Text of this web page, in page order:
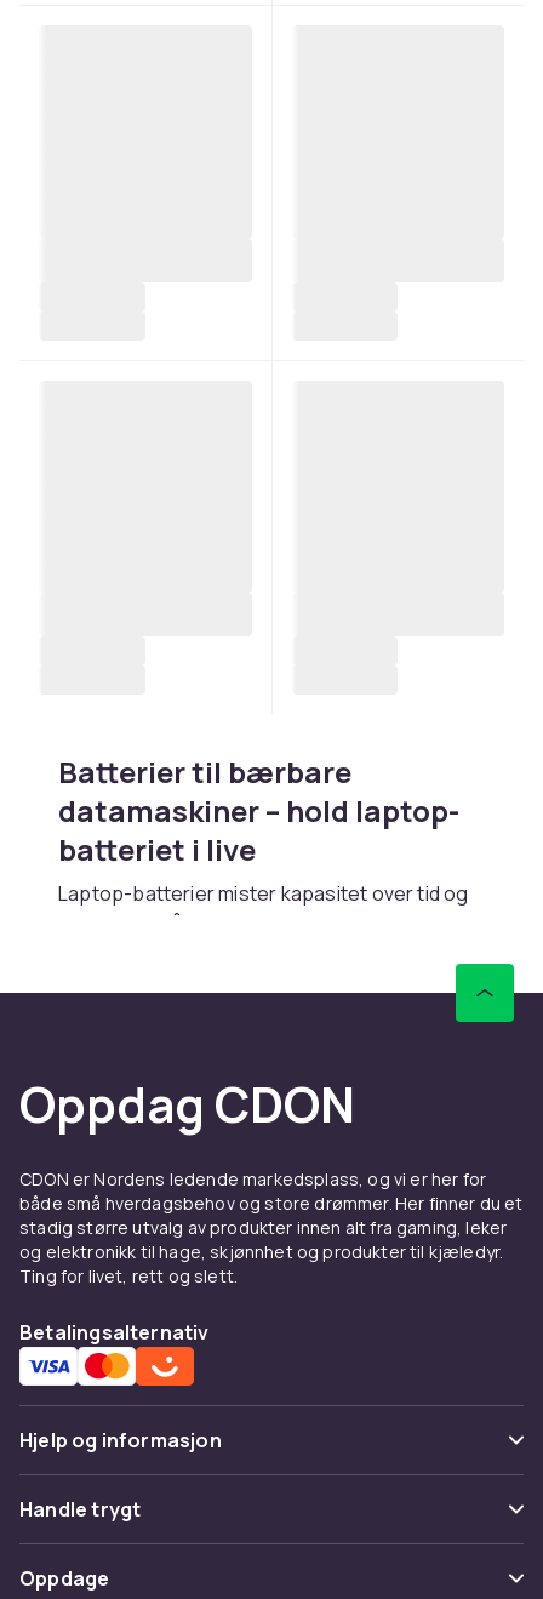
Batterier til bærbare
datamaskiner – hold laptop-
batteriet i live
Laptop-batterier mister kapasitet over tid og
bør byttes når de ikke lenger holder
Kjøp batterier til bærbare datamaskiner hos
CDON.
Fordeler og bruksanvisning
for Batterier til bærbare
datamaskiner
datamaskiner fra ledende produsenter til
konkurransedyktige priser. Vårt brede
innstegsmodeller til avanserte profesjonelle
løsninger. Alle produkter er sertifiserte og
sikkerhetsstandarder.
Når du kjøper Batterier til bærbare
datamaskiner hos CDON, får du tilgang til
Oppdag CDON
CDON er Nordens ledende markedsplass, og vi er her for
både små hverdagsbehov og store drømmer. Her finner du et
stadig større utvalg av produkter innen alt fra gaming, leker
og elektronikk til hage, skjønnhet og produkter til kjæledyr.
Ting for livet, rett og slett.
Betalingsalternativ
Hjelp og informasjon
Vanlige spørsmål
Spor pakke
Handle trygt
Betaling
Oppdage